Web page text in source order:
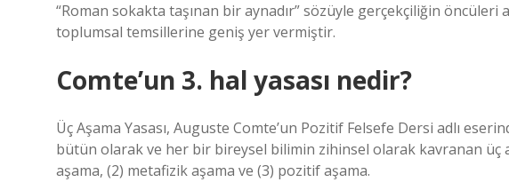
“Roman sokakta taşınan bir aynadır” sözüyle gerçekçiliğin öncüleri
toplumsal temsillerine geniş yer vermiştir.
Comte’un 3. hal yasası nedir?
Üç Aşama Yasası, Auguste Comte’un Pozitif Felsefe Dersi adlı
bütün olarak ve her bir bireysel bilimin zihinsel olarak kavranan üç
aşama, (2) metafizik aşama ve (3) pozitif aşama.